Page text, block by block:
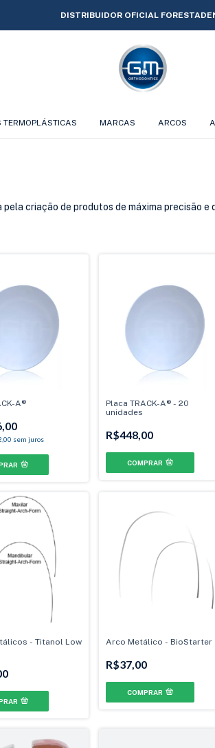
DISTRIBUIDOR OFICIAL
TERMOPLÁSTICAS MARCAS ARCOS
criação de produtos de máxima precisão e
A®
sem juros
Placa TRACK-A® - 20
unidades
R$448,00
COMPRAR
- Titanol Low
Arco Metálico - BioStarter
R$37,00
COMPRAR